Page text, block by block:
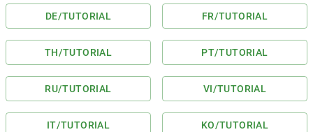
DE/TUTORIAL FR/TUTORIAL
TH/TUTORIAL PT/TUTORIAL
RU/TUTORIAL VI/TUTORIAL
IT/TUTORIAL KO/TUTORIAL